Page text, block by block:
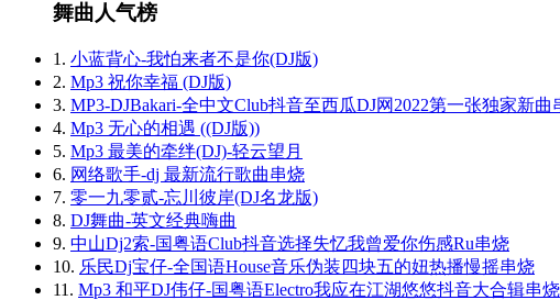
舞曲人气榜
1. 小蓝背心-我怕来者不是你(DJ版)
2. Mp3 祝你幸福 (DJ版)
3. MP3-DJBakari-全中文Club抖音至西瓜DJ网2022第一张独家新曲
4. Mp3 无心的相遇 ((DJ版))
5. Mp3 最美的牵绊(DJ)-轻云望月
6. 网络歌手-dj 最新流行歌曲串烧
7. 零一九零贰-忘川彼岸(DJ名龙版)
8. DJ舞曲-英文经典嗨曲
9. 中山Dj2索-国粤语Club抖音选择失忆我曾爱你伤感Ru串烧
10. 乐民Dj宝仔-全国语House音乐伪装四块五的妞热播慢摇串烧
11. Mp3 和平DJ伟仔-国粤语Electro我应在江湖悠悠抖音大合辑串烧